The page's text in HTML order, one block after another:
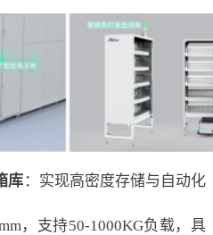
库 ：实现高密度存储与自动化
，支持50-1000KG负载，具